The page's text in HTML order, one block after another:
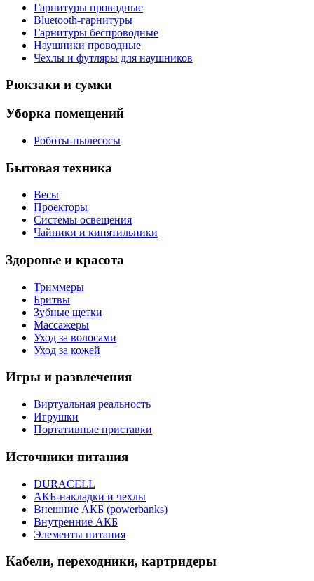
Гарнитуры проводные
Bluetooth-гарнитуры
Гарнитуры беспроводные
Наушники проводные
Чехлы и футляры для наушников
Рюкзаки и сумки
Уборка помещений
Роботы-пылесосы
Бытовая техника
Весы
Проекторы
Системы освещения
Чайники и кипятильники
Здоровье и красота
Триммеры
Бритвы
Зубные щетки
Массажеры
Уход за волосами
Уход за кожей
Игры и развлечения
Виртуальная реальность
Игрушки
Портативные приставки
Источники питания
DURACELL
АКБ-накладки и чехлы
Внешние АКБ (powerbanks)
Внутренние АКБ
Элементы питания
Кабели, переходники, картридеры